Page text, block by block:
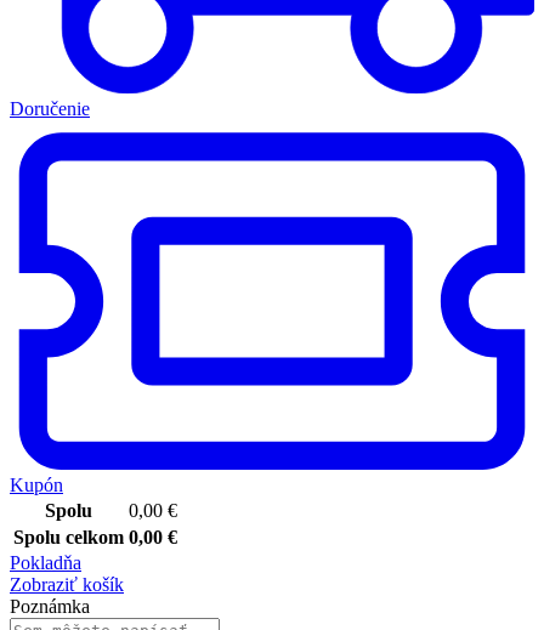
Doručenie
Kupón
Spolu
0,00 €
Spolu celkom 0,00 €
Pokladňa
Zobraziť košík
Poznámka